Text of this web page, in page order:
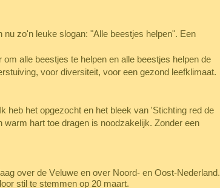
zo'n leuke slogan: "Alle beestjes helpen". Een
alle beestjes te helpen en alle beestjes helpen de
voor diversiteit, voor een gezond leefklimaat.
heb het opgezocht en het bleek van 'Stichting red de
warm hart toe dragen is noodzakelijk. Zonder een
over de Veluwe en over Noord- en Oost-Nederland.
stil te stemmen op 20 maart.